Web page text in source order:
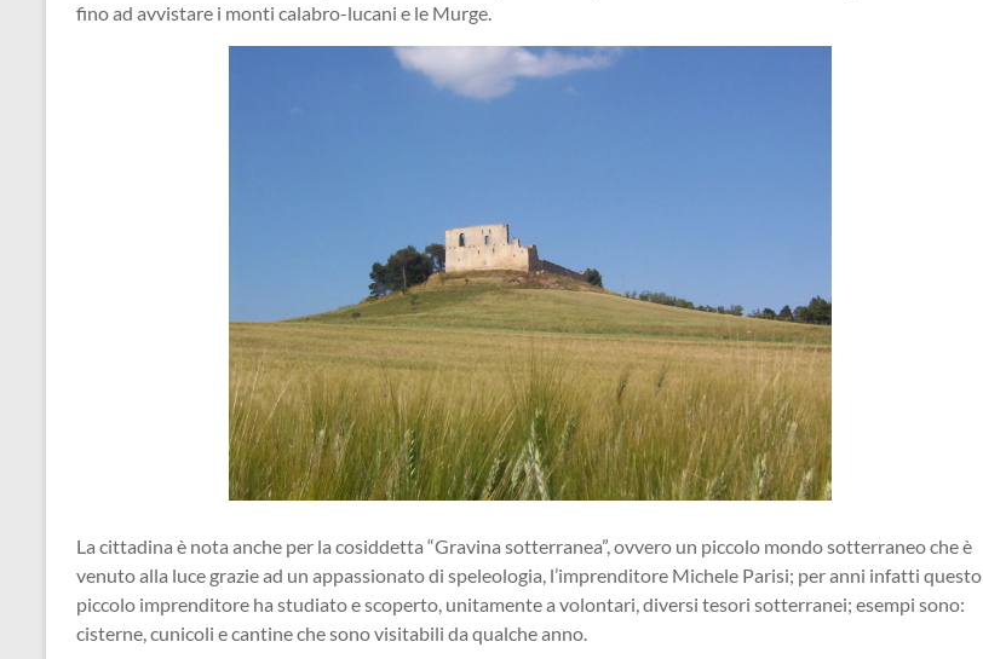
fino ad avvistare i monti calabro-lucani e le Murge.
La cittadina è nota anche per la cosiddetta “Gravina sotterranea”, ovvero un piccolo mondo sotterraneo che è
venuto alla luce grazie ad un appassionato di speleologia, l’imprenditore Michele Parisi; per anni infatti questo
piccolo imprenditore ha studiato e scoperto, unitamente a volontari, diversi tesori sotterranei; esempi sono:
cisterne, cunicoli e cantine che sono visitabili da qualche anno.